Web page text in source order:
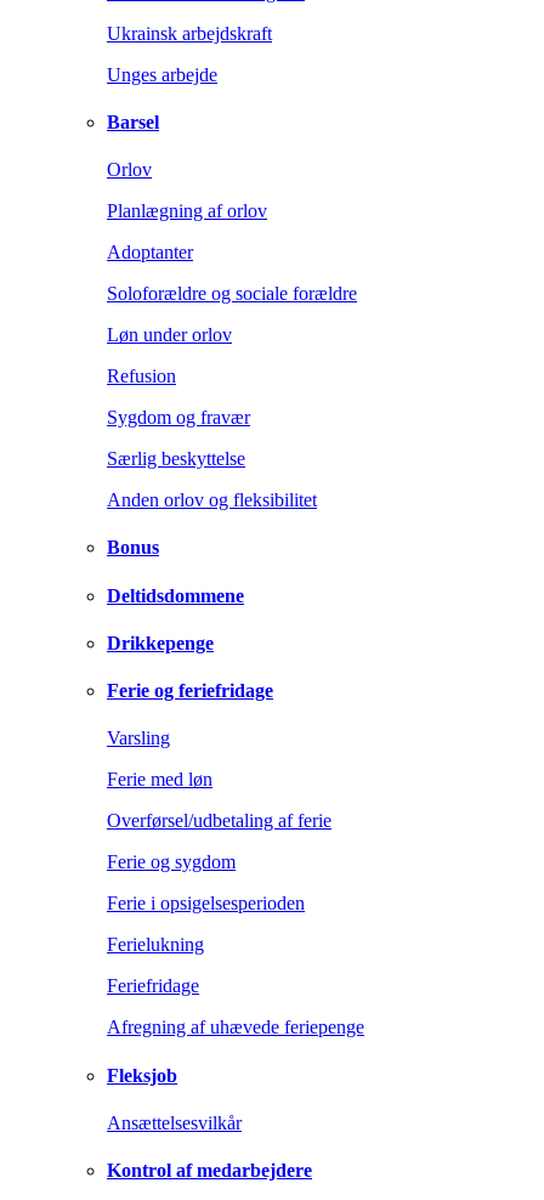
Ukrainsk arbejdskraft
Unges arbejde
Barsel
Orlov
Planlægning af orlov
Adoptanter
Soloforældre og sociale forældre
Løn under orlov
Refusion
Sygdom og fravær
Særlig beskyttelse
Anden orlov og fleksibilitet
Bonus
Deltidsdommene
Drikkepenge
Ferie og feriefridage
Varsling
Ferie med løn
Overførsel/udbetaling af ferie
Ferie og sygdom
Ferie i opsigelsesperioden
Ferielukning
Feriefridage
Afregning af uhævede feriepenge
Fleksjob
Ansættelsesvilkår
Kontrol af medarbejdere